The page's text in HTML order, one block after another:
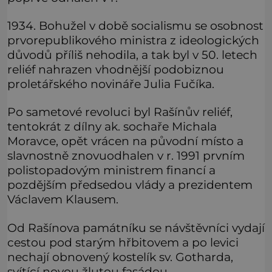
1934. Bohužel v době socialismu se osobnost
prvorepublikového ministra z ideologických
důvodů příliš nehodila, a tak byl v 50. letech
reliéf nahrazen vhodnější podobiznou
proletářského novináře Julia Fučíka.
Po sametové revoluci byl Rašínův reliéf,
tentokrát z dílny ak. sochaře Michala
Moravce, opět vrácen na původní místo a
slavnostně znovuodhalen v r. 1991 prvním
polistopadovým ministrem financí a
pozdějším předsedou vlády a prezidentem
Václavem Klausem.
Od Rašínova památníku se návštěvníci vydají
cestou pod starým hřbitovem a po levici
nechají obnovený kostelík sv. Gotharda,